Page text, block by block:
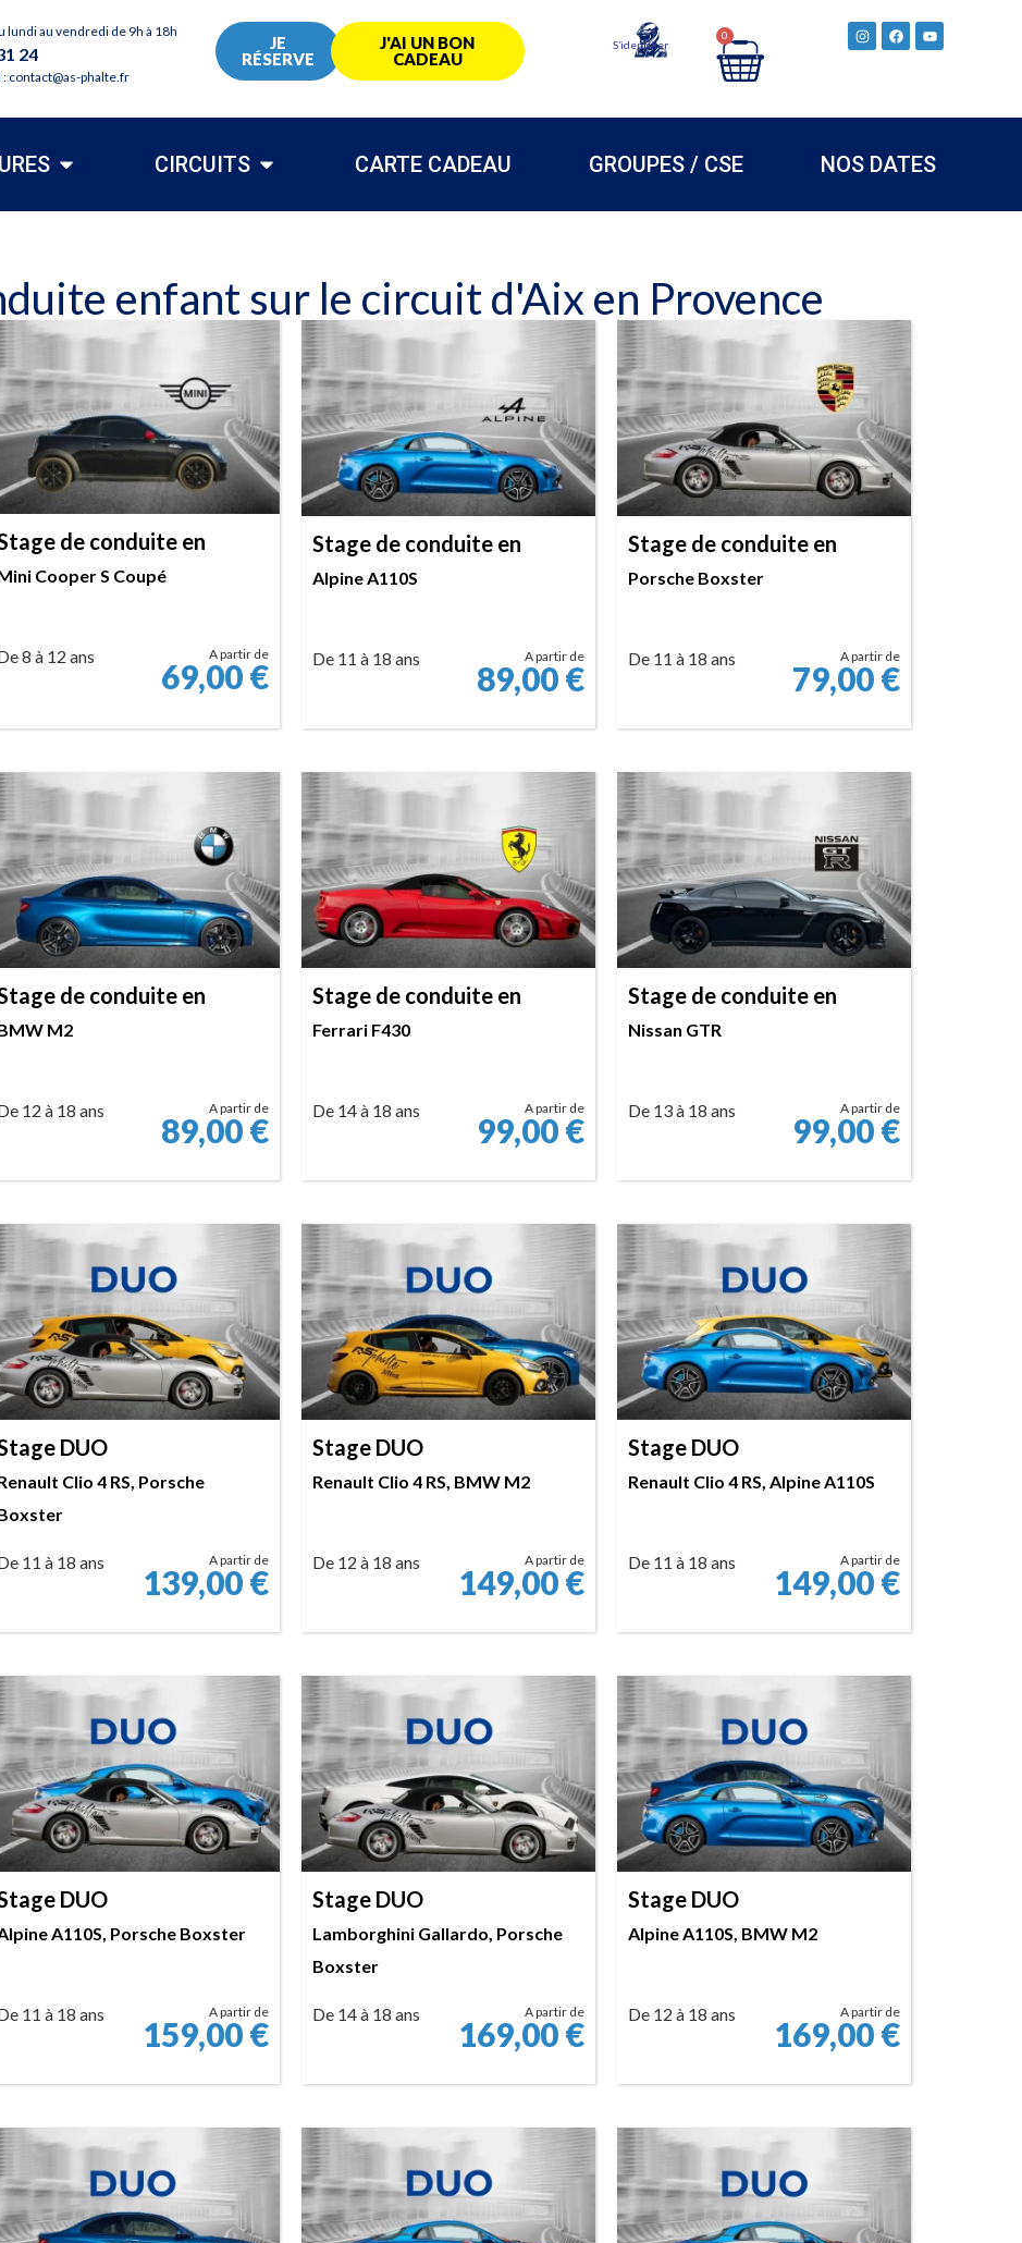
lundi au vendredi de 9h à 18h
24
contact@as-phalte.fr
JE
RÉSERVE
J'AI UN BON
CADEAU
S’identifier
0
CIRCUITS CARTE CADEAU GROUPES / CSE NOS DATES
enfant sur le circuit d'Aix en Provence
de conduite en
Cooper S Coupé
8 à 12 ans A partir de
69,00€
Stage de conduite en
Alpine A110S
De 11 à 18 ans A partir de
89,00€
Stage de conduite en
Porsche Boxster
De 11 à 18 ans A partir de
79,00€
de conduite en
M2
12 à 18 ans A partir de
89,00€
Stage de conduite en
Ferrari F430
De 14 à 18 ans A partir de
99,00€
Stage de conduite en
Nissan GTR
De 13 à 18 ans A partir de
99,00€
DUO
Clio 4 RS, Porsche
11 à 18 ans A partir de
139,00€
Stage DUO
Renault Clio 4 RS, BMW M2
De 12 à 18 ans A partir de
149,00€
Stage DUO
Renault Clio 4 RS, Alpine A110S
De 11 à 18 ans A partir de
149,00€
DUO
A110S, Porsche Boxster
11 à 18 ans A partir de
159,00€
Stage DUO
Lamborghini Gallardo, Porsche
Boxster
De 14 à 18 ans A partir de
169,00€
Stage DUO
Alpine A110S, BMW M2
De 12 à 18 ans A partir de
169,00€